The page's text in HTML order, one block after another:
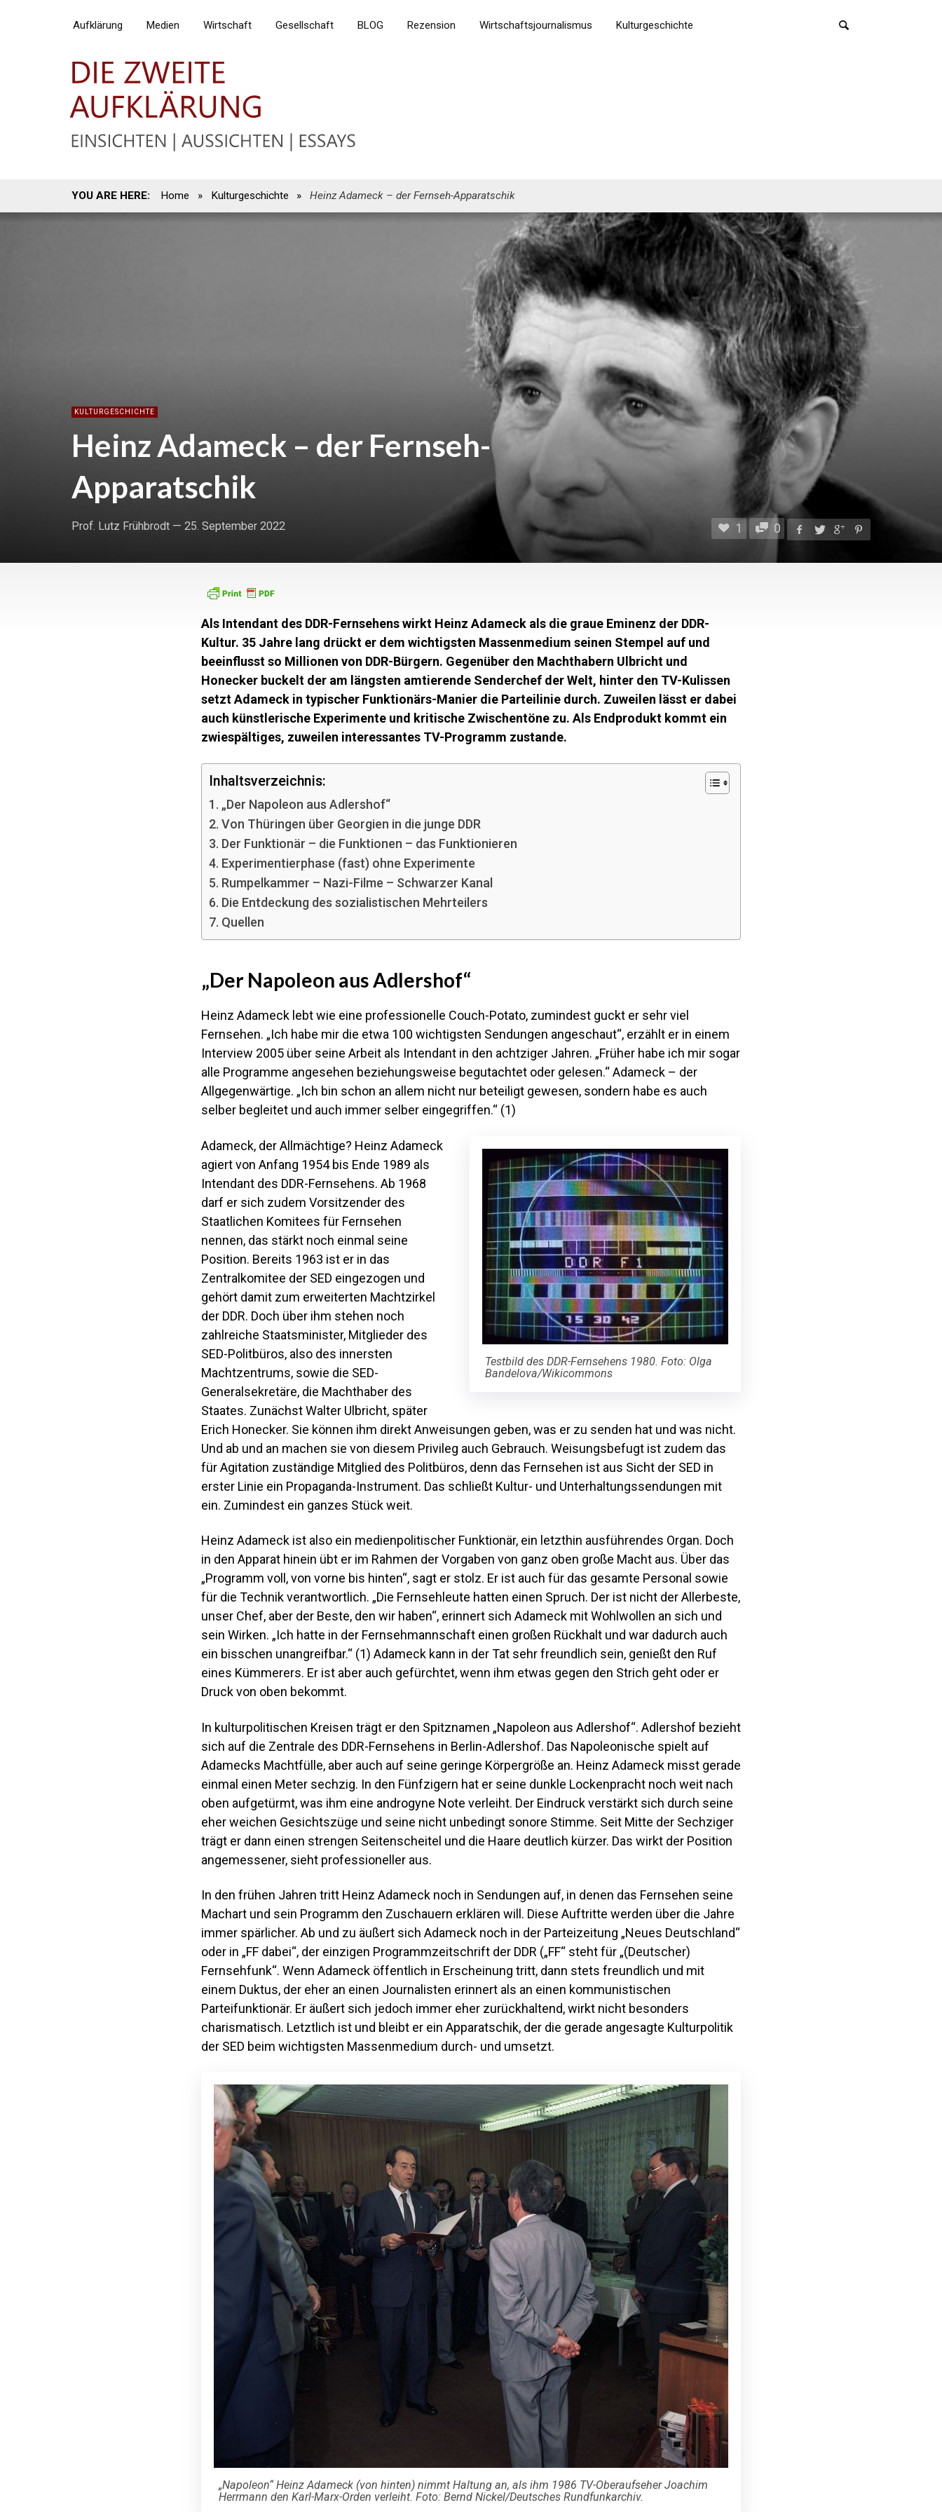
Aufklärung Medien Wirtschaft Gesellschaft BLOG Rezension Wirtschaftsjournalismus Kulturgeschichte
YOU ARE HERE: Home » Kulturgeschichte » Heinz Adameck – der Fernseh-Apparatschik
KULTURGESCHICHTE
Heinz Adameck – der Fernseh-
Apparatschik
Prof. Lutz Frühbrodt — 25. September 2022 1 0
Als Intendant des DDR-Fernsehens wirkt Heinz Adameck als die graue Eminenz der DDR-
Kultur. 35 Jahre lang drückt er dem wichtigsten Massenmedium seinen Stempel auf und
beeinflusst so Millionen von DDR-Bürgern. Gegenüber den Machthabern Ulbricht und
Honecker buckelt der am längsten amtierende Senderchef der Welt, hinter den TV-Kulissen
setzt Adameck in typischer Funktionärs-Manier die Parteilinie durch. Zuweilen lässt er dabei
auch künstlerische Experimente und kritische Zwischentöne zu. Als Endprodukt kommt ein
zwiespältiges, zuweilen interessantes TV-Programm zustande.
Inhaltsverzeichnis:
„Der Napoleon aus Adlershof“
Von Thüringen über Georgien in die junge DDR
Der Funktionär – die Funktionen – das Funktionieren
Experimentierphase (fast) ohne Experimente
Rumpelkammer – Nazi-Filme – Schwarzer Kanal
Die Entdeckung des sozialistischen Mehrteilers
Quellen
„Der Napoleon aus Adlershof“
Heinz Adameck lebt wie eine professionelle Couch-Potato, zumindest guckt er sehr viel
Fernsehen. „Ich habe mir die etwa 100 wichtigsten Sendungen angeschaut“, erzählt er in einem
Interview 2005 über seine Arbeit als Intendant in den achtziger Jahren. „Früher habe ich mir sogar
alle Programme angesehen beziehungsweise begutachtet oder gelesen.“ Adameck – der
Allgegenwärtige. „Ich bin schon an allem nicht nur beteiligt gewesen, sondern habe es auch
selber begleitet und auch immer selber eingegriffen.“ (1)
Testbild des DDR-Fernsehens 1980. Foto: Olga
Bandelova/Wikicommons
Adameck, der Allmächtige? Heinz Adameck
agiert von Anfang 1954 bis Ende 1989 als
Intendant des DDR-Fernsehens. Ab 1968
darf er sich zudem Vorsitzender des
Staatlichen Komitees für Fernsehen
nennen, das stärkt noch einmal seine
Position. Bereits 1963 ist er in das
Zentralkomitee der SED eingezogen und
gehört damit zum erweiterten Machtzirkel
der DDR. Doch über ihm stehen noch
zahlreiche Staatsminister, Mitglieder des
SED-Politbüros, also des innersten
Machtzentrums, sowie die SED-
Generalsekretäre, die Machthaber des
Staates. Zunächst Walter Ulbricht, später
Erich Honecker. Sie können ihm direkt Anweisungen geben, was er zu senden hat und was nicht.
Und ab und an machen sie von diesem Privileg auch Gebrauch. Weisungsbefugt ist zudem das
für Agitation zuständige Mitglied des Politbüros, denn das Fernsehen ist aus Sicht der SED in
erster Linie ein Propaganda-Instrument. Das schließt Kultur- und Unterhaltungssendungen mit
ein. Zumindest ein ganzes Stück weit.
Heinz Adameck ist also ein medienpolitischer Funktionär, ein letzthin ausführendes Organ. Doch
in den Apparat hinein übt er im Rahmen der Vorgaben von ganz oben große Macht aus. Über das
„Programm voll, von vorne bis hinten“, sagt er stolz. Er ist auch für das gesamte Personal sowie
für die Technik verantwortlich. „Die Fernsehleute hatten einen Spruch. Der ist nicht der Allerbeste,
unser Chef, aber der Beste, den wir haben“, erinnert sich Adameck mit Wohlwollen an sich und
sein Wirken. „Ich hatte in der Fernsehmannschaft einen großen Rückhalt und war dadurch auch
ein bisschen unangreifbar.“ (1) Adameck kann in der Tat sehr freundlich sein, genießt den Ruf
eines Kümmerers. Er ist aber auch gefürchtet, wenn ihm etwas gegen den Strich geht oder er
Druck von oben bekommt.
In kulturpolitischen Kreisen trägt er den Spitznamen „Napoleon aus Adlershof“. Adlershof bezieht
sich auf die Zentrale des DDR-Fernsehens in Berlin-Adlershof. Das Napoleonische spielt auf
Adamecks Machtfülle, aber auch auf seine geringe Körpergröße an. Heinz Adameck misst gerade
einmal einen Meter sechzig. In den Fünfzigern hat er seine dunkle Lockenpracht noch weit nach
oben aufgetürmt, was ihm eine androgyne Note verleiht. Der Eindruck verstärkt sich durch seine
eher weichen Gesichtszüge und seine nicht unbedingt sonore Stimme. Seit Mitte der Sechziger
trägt er dann einen strengen Seitenscheitel und die Haare deutlich kürzer. Das wirkt der Position
angemessener, sieht professioneller aus.
In den frühen Jahren tritt Heinz Adameck noch in Sendungen auf, in denen das Fernsehen seine
Machart und sein Programm den Zuschauern erklären will. Diese Auftritte werden über die Jahre
immer spärlicher. Ab und zu äußert sich Adameck noch in der Parteizeitung „Neues Deutschland“
oder in „FF dabei“, der einzigen Programmzeitschrift der DDR („FF“ steht für „(Deutscher)
Fernsehfunk“. Wenn Adameck öffentlich in Erscheinung tritt, dann stets freundlich und mit
einem Duktus, der eher an einen Journalisten erinnert als an einen kommunistischen
Parteifunktionär. Er äußert sich jedoch immer eher zurückhaltend, wirkt nicht besonders
charismatisch. Letztlich ist und bleibt er ein Apparatschik, der die gerade angesagte Kulturpolitik
der SED beim wichtigsten Massenmedium durch- und umsetzt.
„Napoleon“ Heinz Adameck (von hinten) nimmt Haltung an, als ihm 1986 TV-Oberaufseher Joachim
Herrmann den Karl-Marx-Orden verleiht. Foto: Bernd Nickel/Deutsches Rundfunkarchiv.